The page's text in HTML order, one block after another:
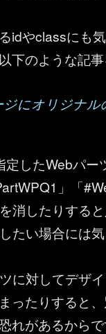
idやclassにも
下のような記事
にオリジナ
定したWebパー
」「
消したりする
たい場合には
に対してデザ
ったりすると
れがあるからで